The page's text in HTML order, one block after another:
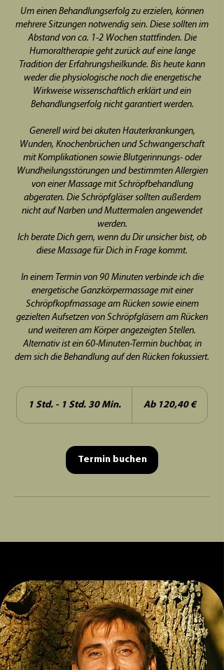
Um einen Behandlungserfolg zu erzielen, können
mehrere Sitzungen notwendig sein. Diese sollten im
Abstand von ca. 1-2 Wochen stattfinden. Die
Humoraltherapie geht zurück auf eine lange
Tradition der Erfahrungsheilkunde. Bis heute kann
weder die physiologische noch die energetische
Wirkweise wissenschaftlich erklärt und ein
Behandlungserfolg nicht garantiert werden.​
Generell wird bei akuten Hauterkrankungen,
Wunden, Knochenbrüchen und Schwangerschaft
mit Komplikationen sowie Blutgerinnungs- oder
Wundheilungsstörungen und bestimmten Allergien
von einer Massage mit Schröpfbehandlung
abgeraten. Die Schröpfgläser sollten außerdem
nicht auf Narben und Muttermalen angewendet
werden.
Ich berate Dich gern, wenn du Dir unsicher bist, ob
diese Massage für Dich in Frage kommt.
In einem Termin von 90 Minuten verbinde ich die
energetische Ganzkörpermassage mit einer
Schröpfkopfmassage am Rücken sowie einem
gezielten Aufsetzen von Schröpfgläsern am Rücken
und weiteren am Körper angezeigten Stellen.
Alternativ ist ein 60-Minuten-Termin buchbar, in
dem sich die Behandlung auf den Rücken fokussiert.
1 Std. - 1 Std. 30 Min.
d
-
1
t
n
.
EuroAb 120,40 €
Termin buchen